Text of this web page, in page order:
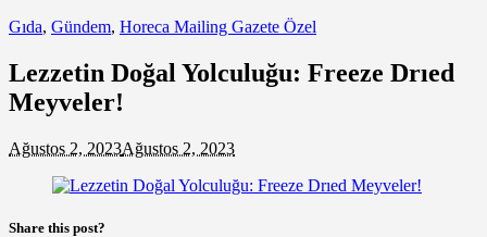
Gıda, Gündem, Horeca Mailing Gazete Özel
Lezzetin Doğal Yolculuğu: Freeze Drıed
Meyveler!
Ağustos 2, 2023Ağustos 2, 2023
Share this post?